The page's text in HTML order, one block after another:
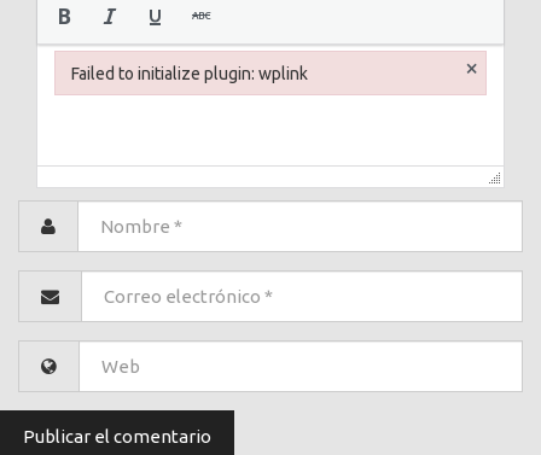
Failed to initialize plugin: wplink ×
Failed to initialize plugin: wplink